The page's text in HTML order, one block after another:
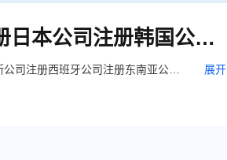
BVI公司注册,香港公司注册,美国公司注册日本公司注册韩国公司注册俄罗斯公司注册西班牙公司注册东南亚公司注册越南公司注册柬埔寨
司注册西班牙公司注册东南亚公司
展开